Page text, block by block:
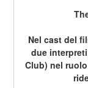
Nel cast del
due
Club) nel